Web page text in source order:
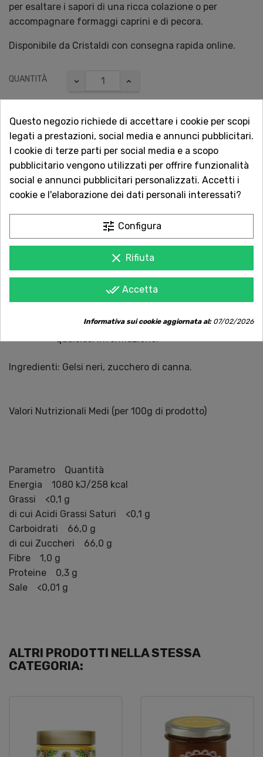
per esaltare i sapori di una ricca colazione o per
accompagnare formaggi caprini e di pecora.
Disponibile da Cristaldi con consegna rapida online.
QUANTITÀ
AGGIUNGI AL CARRELLO
Acquista in totale sicurezza
Dal 1957 a Catania. Clicca e leggi le oltre
1.000 recensioni dei nostri clienti.
Spedizioni rapide
Consegna in tutta Italia in 5 giorni
Contattaci online oppure chiama per
qualsiasi informazione.
Ingredienti: Gelsi neri, zucchero di canna.
Valori Nutrizionali Medi (per 100g di prodotto)
Parametro Quantità
Energia 1080 kJ/258 kcal
Grassi <0,1 g
di cui Acidi Grassi Saturi <0,1 g
Carboidrati 66,0 g
di cui Zuccheri 66,0 g
Fibre 1,0 g
Proteine 0,3 g
Sale <0,01 g
ALTRI PRODOTTI NELLA STESSA
CATEGORIA:
Questo negozio richiede di accettare i cookie per scopi
legati a prestazioni, social media e annunci pubblicitari.
I cookie di terze parti per social media e a scopo
pubblicitario vengono utilizzati per offrire funzionalità
social e annunci pubblicitari personalizzati. Accetti i
cookie e l'elaborazione dei dati personali interessati?
tune Configura
clear Rifiuta
done_all Accetta
Informativa sui cookie aggiornata al:07/02/2026